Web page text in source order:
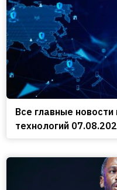
Все главные
технологий